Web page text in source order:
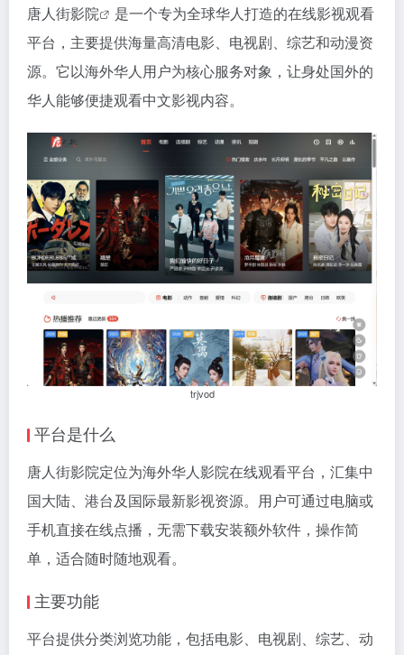
唐人街影院
是一个专为全球华人打造的在线影视观看
平台，主要提供海量高清电影、电视剧、综艺和动漫资
源。它以海外华人用户为核心服务对象，让身处国外的
华人能够便捷观看中文影视内容。
trjvod
平台是什么
唐人街影院定位为海外华人影院在线观看平台，汇集中
国大陆、港台及国际最新影视资源。用户可通过电脑或
手机直接在线点播，无需下载安装额外软件，操作简
单，适合随时随地观看。
主要功能
平台提供分类浏览功能，包括电影、电视剧、综艺、动